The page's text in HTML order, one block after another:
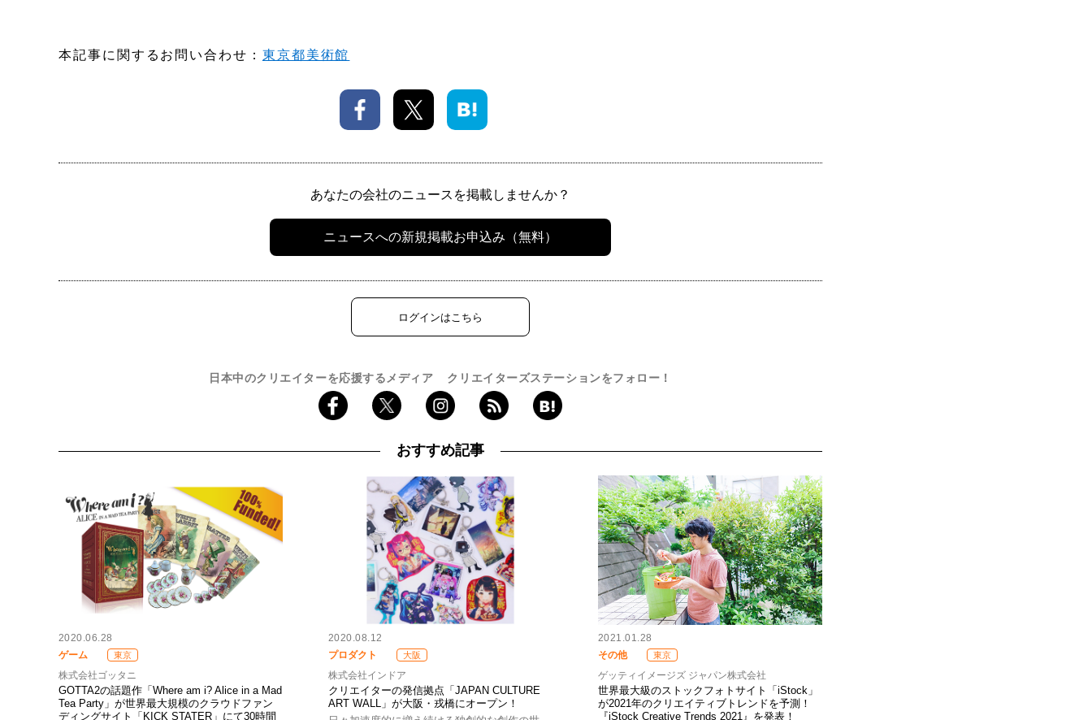
本記事に関するお問い合わせ： 東京都美術館
あなたの会社のニュースを掲載しませんか？
ニュースへの新規掲載お申込み（無料）
ログインはこちら
日本中のクリエイターを応援するメディア クリエイターズステーションをフォロー！
おすすめ記事
2020.06.28
ゲーム
東京
株式会社ゴッタニ
GOTTA2の話題作「Where am i? Alice in a Mad
Tea Party」が世界最大規模のクラウドファン
ディングサイト「KICK STATER」にて30時間
2020.08.12
プロダクト
大阪
株式会社インドア
クリエイターの発信拠点「JAPAN CULTURE
ART WALL」が大阪・戎橋にオープン！
2021.01.28
その他
東京
ゲッティイメージズ ジャパン株式会社
世界最大級のストックフォトサイト「iStock」
が2021年のクリエイティブトレンドを予測！
『iStock Creative Trends 2021』を発表！